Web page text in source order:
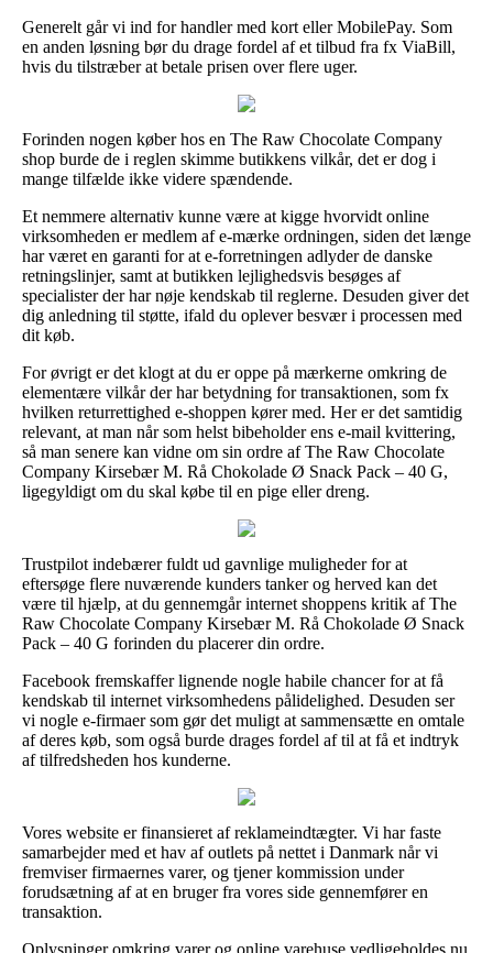
Generelt går vi ind for handler med kort eller MobilePay. Som
en anden løsning bør du drage fordel af et tilbud fra fx ViaBill,
hvis du tilstræber at betale prisen over flere uger.
Forinden nogen køber hos en The Raw Chocolate Company
shop burde de i reglen skimme butikkens vilkår, det er dog i
mange tilfælde ikke videre spændende.
Et nemmere alternativ kunne være at kigge hvorvidt online
virksomheden er medlem af e-mærke ordningen, siden det længe
har været en garanti for at e-forretningen adlyder de danske
retningslinjer, samt at butikken lejlighedsvis besøges af
specialister der har nøje kendskab til reglerne. Desuden giver det
dig anledning til støtte, ifald du oplever besvær i processen med
dit køb.
For øvrigt er det klogt at du er oppe på mærkerne omkring de
elementære vilkår der har betydning for transaktionen, som fx
hvilken returrettighed e-shoppen kører med. Her er det samtidig
relevant, at man når som helst bibeholder ens e-mail kvittering,
så man senere kan vidne om sin ordre af The Raw Chocolate
Company Kirsebær M. Rå Chokolade Ø Snack Pack – 40 G,
ligegyldigt om du skal købe til en pige eller dreng.
Trustpilot indebærer fuldt ud gavnlige muligheder for at
eftersøge flere nuværende kunders tanker og herved kan det
være til hjælp, at du gennemgår internet shoppens kritik af The
Raw Chocolate Company Kirsebær M. Rå Chokolade Ø Snack
Pack – 40 G forinden du placerer din ordre.
Facebook fremskaffer lignende nogle habile chancer for at få
kendskab til internet virksomhedens pålidelighed. Desuden ser
vi nogle e-firmaer som gør det muligt at sammensætte en omtale
af deres køb, som også burde drages fordel af til at få et indtryk
af tilfredsheden hos kunderne.
Vores website er finansieret af reklameindtægter. Vi har faste
samarbejder med et hav af outlets på nettet i Danmark når vi
fremviser firmaernes varer, og tjener kommission under
forudsætning af at en bruger fra vores side gennemfører en
transaktion.
Oplysninger omkring varer og online varehuse vedligeholdes nu